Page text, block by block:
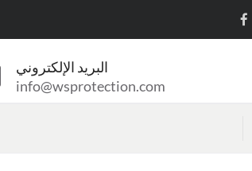
البريد الإلكتروني
info@wsprotection.com